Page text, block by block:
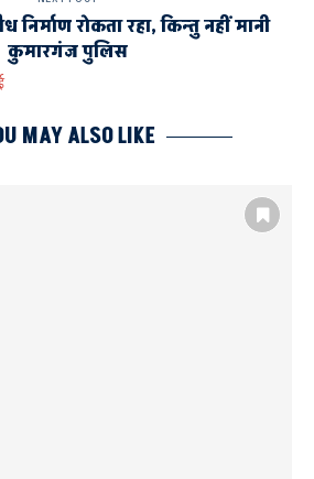
निर्माण रोकता रहा, किन्तु नहीं मानी
कुमारगंज पुलिस
MAY ALSO LIKE